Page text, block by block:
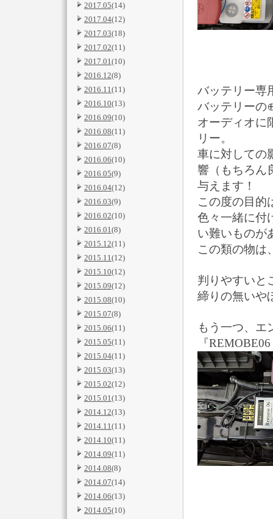
2017.05(14)
2017.04(12)
2017.03(18)
2017.02(11)
2017.01(10)
2016.12(8)
2016.11(11)
2016.10(13)
2016.09(10)
2016.08(11)
2016.07(8)
2016.06(10)
2016.05(9)
2016.04(12)
2016.03(9)
2016.02(10)
2016.01(8)
2015.12(11)
2015.11(12)
2015.10(12)
2015.09(12)
2015.08(10)
2015.07(8)
2015.06(11)
2015.05(11)
2015.04(11)
2015.03(13)
2015.02(12)
2015.01(13)
2014.12(13)
2014.11(11)
2014.10(11)
2014.09(11)
2014.08(8)
2014.07(14)
2014.06(13)
2014.05(10)
バッテリー専
バッテリー
オーディオに
リー。
車に対しての
響（もちろん
与えます！
この度の目的
色々一緒に付
い難いものが
この類の物は
判りやすいと
締りの無いや
もう一つ、エ
『